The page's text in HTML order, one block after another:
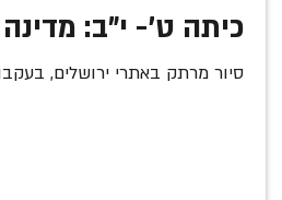
כיתה ט'- י"ב:
סיור מרתק באתרי ירושלים,